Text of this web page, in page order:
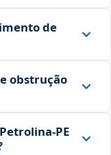
de
obstrução